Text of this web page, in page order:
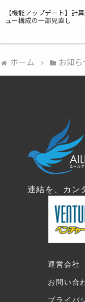
【機能アップデート】計
ュー構成の一部見直し
ホーム お知ら
連結を、カン
運営会社
お問い合